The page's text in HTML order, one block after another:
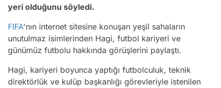
yeri olduğunu söyledi.
FIFA'nın internet sitesine konuşan yeşil sahaların
unutulmaz isimlerinden Hagi, futbol kariyeri ve
günümüz futbolu hakkında görüşlerini paylaştı.
Hagi, kariyeri boyunca yaptığı futbolculuk, teknik
direktörlük ve kulüp başkanlığı görevleriyle istenilen